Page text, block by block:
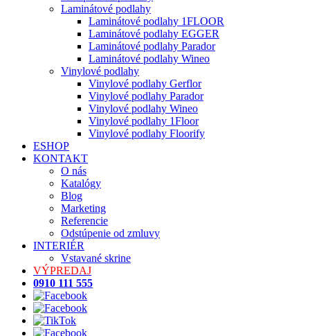
Laminátové podlahy
Laminátové podlahy 1FLOOR
Laminátové podlahy EGGER
Laminátové podlahy Parador
Laminátové podlahy Wineo
Vinylové podlahy
Vinylové podlahy Gerflor
Vinylové podlahy Parador
Vinylové podlahy Wineo
Vinylové podlahy 1Floor
Vinylové podlahy Floorify
ESHOP
KONTAKT
O nás
Katalógy
Blog
Marketing
Referencie
Odstúpenie od zmluvy
INTERIÉR
Vstavané skrine
VÝPREDAJ
0910 111 555